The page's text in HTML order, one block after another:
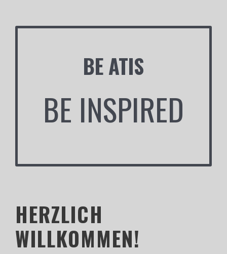
BE ATIS
BE INSPIRED
HERZLICH
WILLKOMMEN!